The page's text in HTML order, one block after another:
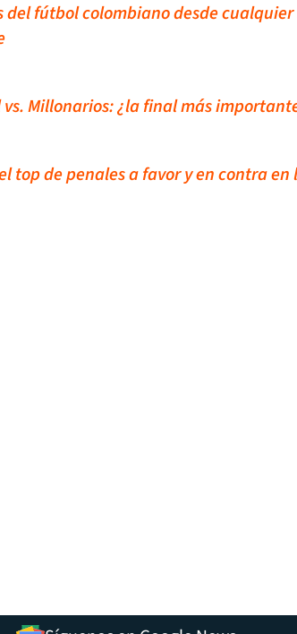
del fútbol colombiano desde
Millonarios: ¿la final más
top de penales a favor y en contra